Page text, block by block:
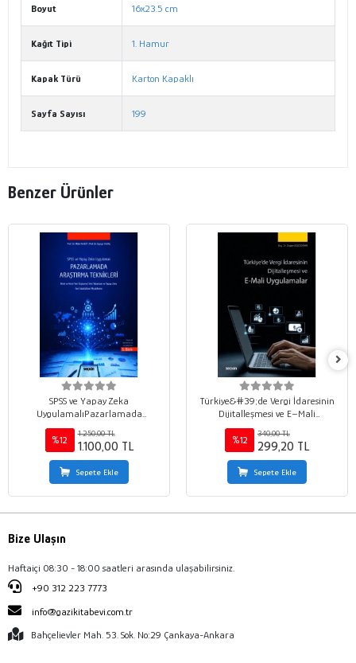
Boyut 16x23.5 cm
Kağıt Tipi 1. Hamur
Kapak Türü Karton Kapaklı
Sayfa Sayısı 199
Benzer Ürünler
SPSS ve Yapay Zeka
UygulamalıPazarlamada
Araştırma Teknikleri Nitel ve Nicel
Veri Toplama ¦ Veri Tabanları ve
Yapay Zeka İleri İstatistiksel
%12
1.250,00 TL
1.100,00 TL
Sepete Ekle
Türkiye&#39;de Vergi İdaresinin
Dijitalleşmesi ve E–Mali
Uygulamalar
%12
340,00 TL
299,20 TL
Sepete Ekle
Bize Ulaşın
Haftaiçi 08:30 - 18:00 saatleri arasında ulaşabilirsiniz.
+90 312 223 7773
info@gazikitabevi.com.tr
Bahçelievler Mah. 53. Sok. No:29 Çankaya-Ankara